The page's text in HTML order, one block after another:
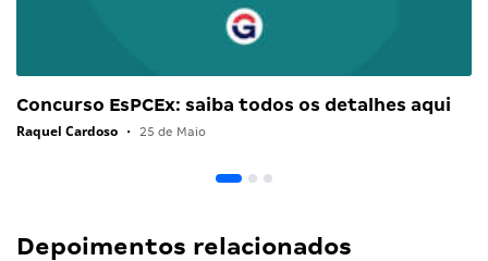
Concurso EsPCEx: saiba todos os detalhes aqui
Raquel Cardoso • 25 de Maio
Depoimentos relacionados